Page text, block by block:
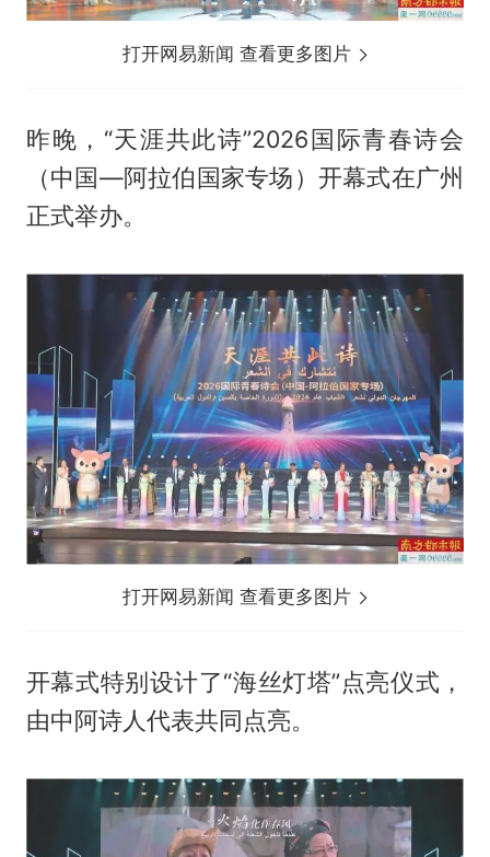
打开网易新闻 查看更多图片
昨晚，“天涯共此诗”2026国际青春诗会
（中国—阿拉伯国家专场）开幕式在广州
正式举办。
打开网易新闻 查看更多图片
开幕式特别设计了“海丝灯塔”点亮仪式，
由中阿诗人代表共同点亮。